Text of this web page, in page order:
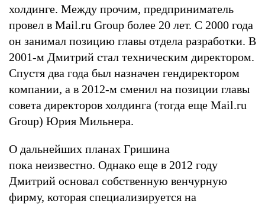
холдинге. Между прочим, предприниматель
провел в Mail.ru Group более 20 лет. С 2000 года
он занимал позицию главы отдела разработки. В
2001-м Дмитрий стал техническим директором.
Спустя два года был назначен гендиректором
компании, а в 2012-м сменил на позиции главы
совета директоров холдинга (тогда еще Mail.ru
Group) Юрия Мильнера.
О дальнейших планах Гришина
пока неизвестно. Однако еще в 2012 году
Дмитрий основал собственную венчурную
фирму, которая специализируется на